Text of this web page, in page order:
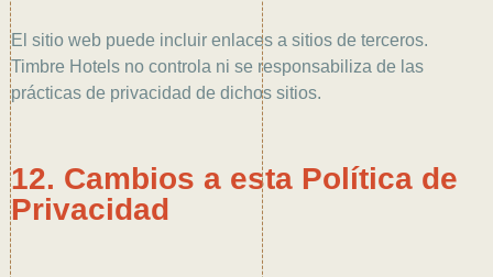
El sitio web puede incluir enlaces a sitios de terceros.
Timbre Hotels no controla ni se responsabiliza de las
prácticas de privacidad de dichos sitios.
12. Cambios a esta Política de
Privacidad